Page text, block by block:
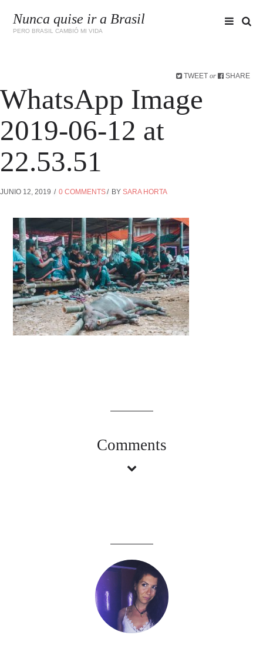
Nunca quise ir a Brasil
PERO BRASIL CAMBIÓ MI VIDA
TWEET or SHARE
WhatsApp Image
2019-06-12 at
22.53.51
JUNIO 12, 2019 0 COMMENTS BY SARA HORTA
Comments